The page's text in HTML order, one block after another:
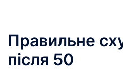
Правильне
після 50